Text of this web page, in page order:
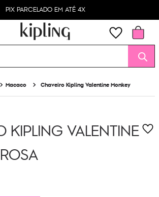
PIX PARCELADO EM ATÉ 4X
Macaco Chaveiro Kipling Valentine Monkey
KIPLING VALENTINE
ROSA